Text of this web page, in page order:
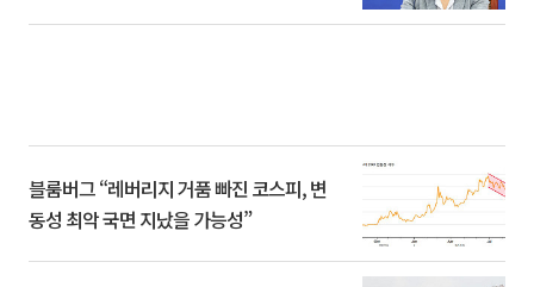
블룸버그 “레버리지 거품 빠진 코스피, 변
동성 최악 국면 지났을 가능성”